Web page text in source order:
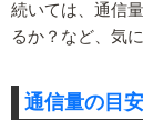
続いては、通信
るか？など、気
通信量の目